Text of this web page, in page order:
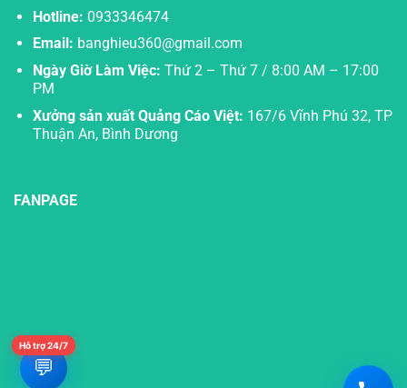
Hotline: 0933346474
Email: banghieu360@gmail.com
Ngày Giờ Làm Việc: Thứ 2 – Thứ 7 / 8:00 AM – 17:00
PM
Xưởng sản xuất Quảng Cáo Việt: 167/6 Vĩnh Phú 32, TP
Thuận An, Bình Dương
FANPAGE
💬
Hỗ trợ 24/7